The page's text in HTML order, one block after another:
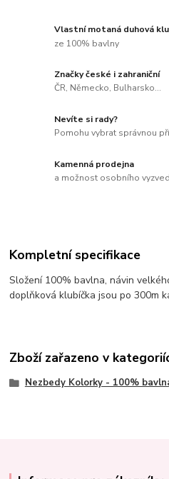
Vlastní motaná duhová
ze 100% bavlny
Značky české i zahraniční
ČR, Německo, Bulharsko...
Nevíte si rady?
Pomohu vybrat správnou
Kamenná prodejna
a možnost osobního
Kompletní specifikace
Složení 100% bavlna, návin
doplňková klubíčka jsou po 300m
Zboží zařazeno v
Nezbedy Kolorky - 100%